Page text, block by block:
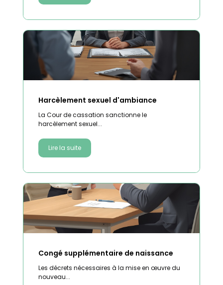
Harcèlement sexuel d'ambiance
La Cour de cassation sanctionne le
harcèlement sexuel...
Lire la suite
Congé supplémentaire de naissance
Les décrets nécessaires à la mise en œuvre du
nouveau...